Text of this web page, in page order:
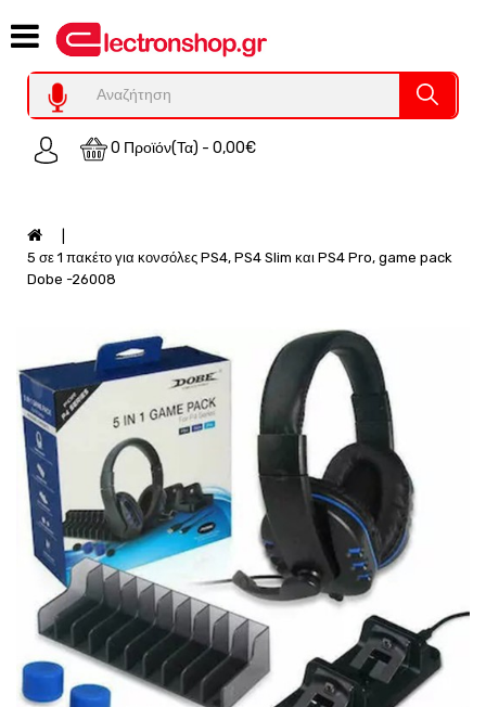
0 Προϊόν(τα) - 0,00€
Category
Υπολογιστες
REFURBISHED
Χειριστήρια
Auto
Παρακολούθηση
Εξοπλισμός
Τεχνολογία
Φωτοβολταικά-
Ενέργεια
Gadgets
Υγεία
Ομορφιά
Εικόνα
&
Ηχος
5 σε 1 πακέτο για κονσόλες PS4, PS4 Slim και PS4 Pro, game pack
Dobe -26008